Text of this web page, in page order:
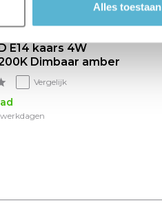
Alles toestaan
E14 kaars 4W
Dimbaar amber
Vergelijk